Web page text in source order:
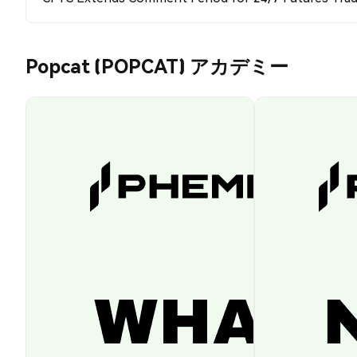
Popcat (POPCAT) アカデミー